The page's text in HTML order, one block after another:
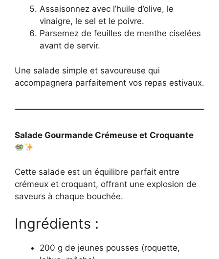
Assaisonnez avec l’huile d’olive, le
vinaigre, le sel et le poivre.
Parsemez de feuilles de menthe ciselées
avant de servir.
Une salade simple et savoureuse qui
accompagnera parfaitement vos repas estivaux.
Salade Gourmande Crémeuse et Croquante
Cette salade est un équilibre parfait entre
crémeux et croquant, offrant une explosion de
saveurs à chaque bouchée.
Ingrédients :
200 g de jeunes pousses (roquette,